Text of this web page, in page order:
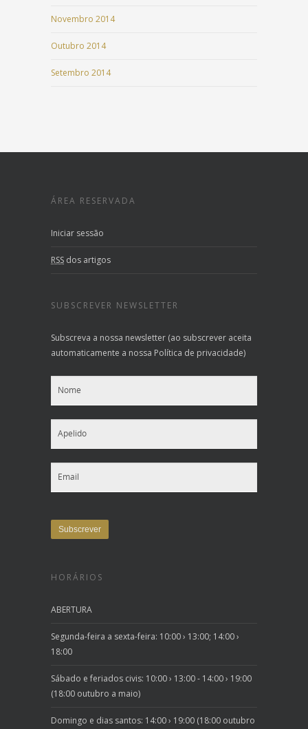
Novembro 2014
Outubro 2014
Setembro 2014
ÁREA RESERVADA
Iniciar sessão
RSS dos artigos
SUBSCREVER NEWSLETTER
Subscreva a nossa newsletter (ao subscrever aceita
automaticamente a nossa Política de privacidade)
HORÁRIOS
ABERTURA
Segunda-feira a sexta-feira: 10:00 › 13:00; 14:00 ›
18:00
Sábado e feriados civis: 10:00 › 13:00 - 14:00 › 19:00
(18:00 outubro a maio)
Domingo e dias santos: 14:00 › 19:00 (18:00 outubro